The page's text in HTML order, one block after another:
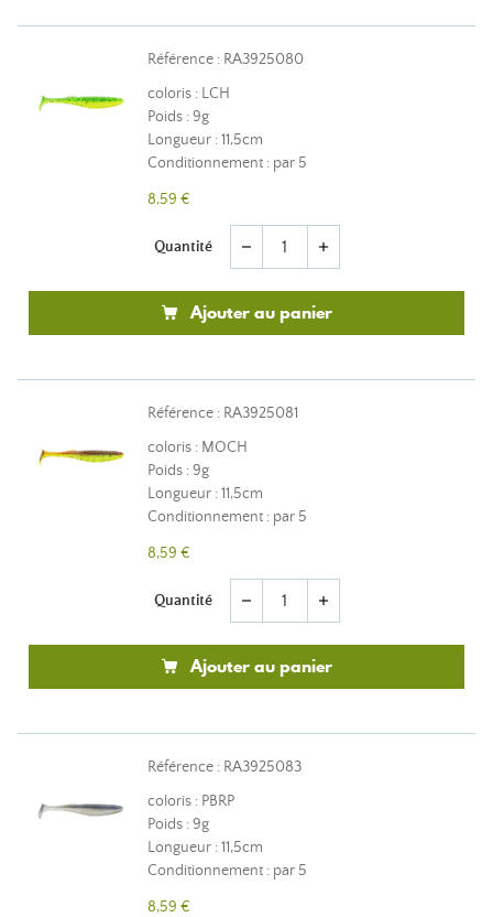
Référence : RA3925080
coloris : LCH
Poids : 9g
Longueur : 11,5cm
Conditionnement : par 5
8,59 €
Quantité remove add
Ajouter au panier
Référence : RA3925081
coloris : MOCH
Poids : 9g
Longueur : 11,5cm
Conditionnement : par 5
8,59 €
Quantité remove add
Ajouter au panier
Référence : RA3925083
coloris : PBRP
Poids : 9g
Longueur : 11,5cm
Conditionnement : par 5
8,59 €